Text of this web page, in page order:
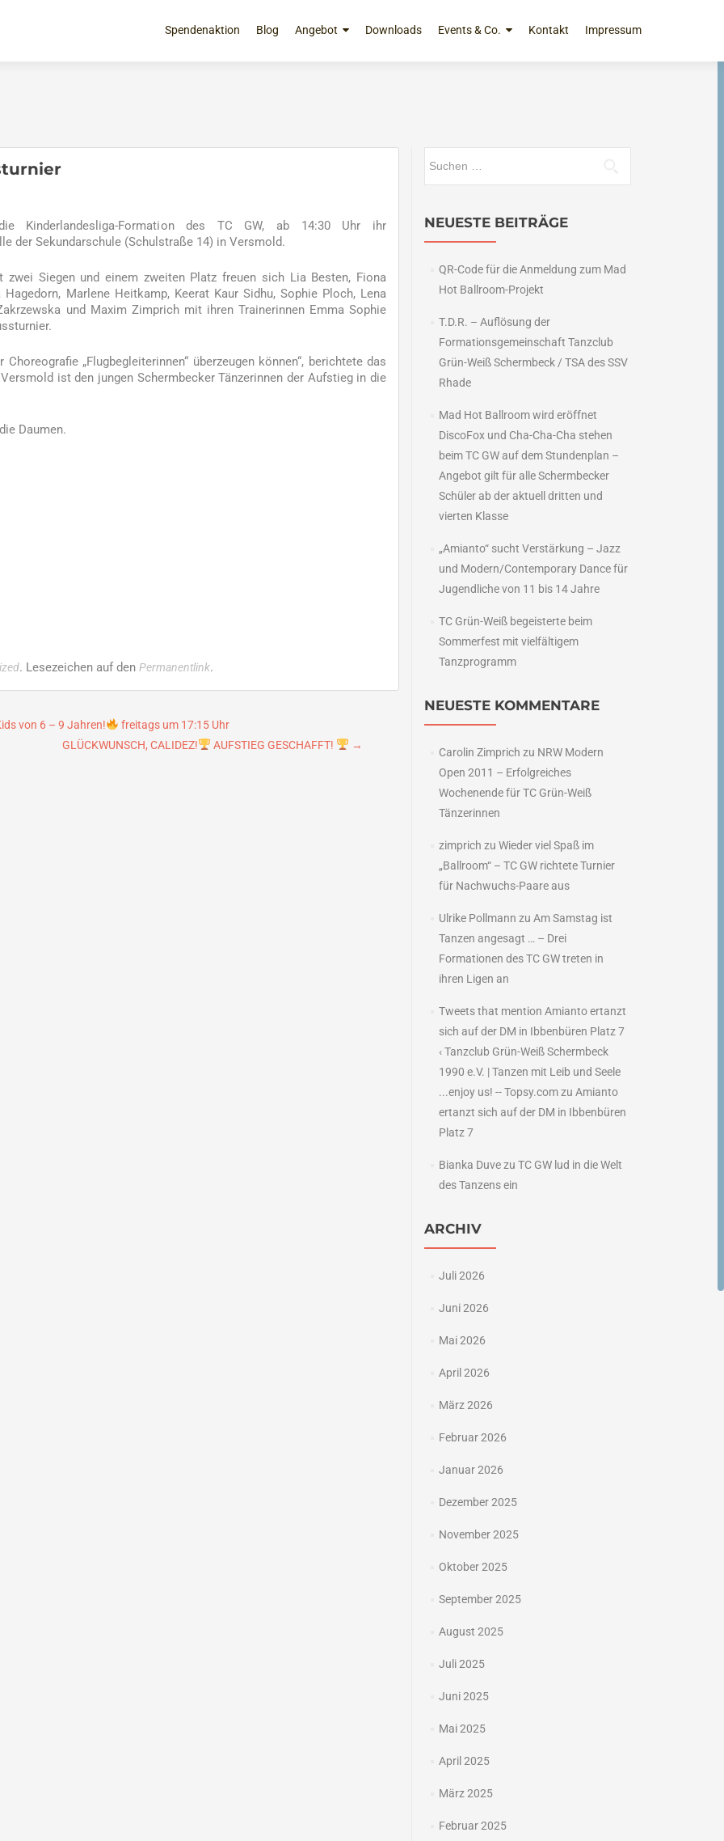
Inhalt
Spendenaktion Blog Angebot Downloads Events & Co. Kontakt Impressum
Kinderlandesliga-Formation des TC GW, ab 14:30 Uhr ihr
der Sekundarschule (Schulstraße 14) in Versmold.
Siegen und einem zweiten Platz freuen sich Lia Besten, Fiona
Marlene Heitkamp, Keerat Kaur Sidhu, Sophie Ploch, Lena
und Maxim Zimprich mit ihren Trainerinnen Emma Sophie
„Flugbegleiterinnen“ überzeugen können“, berichtete das
ist den jungen Schermbecker Tänzerinnen der Aufstieg in die
Daumen.
. Lesezeichen auf den Permanentlink.
von 6 – 9 Jahren!
freitags um 17:15 Uhr
GLÜCKWUNSCH, CALIDEZ!
AUFSTIEG GESCHAFFT! →
NEUESTE BEITRÄGE
QR-Code für die Anmeldung zum Mad
Hot Ballroom-Projekt
T.D.R. – Auflösung der
Formationsgemeinschaft Tanzclub
Grün-Weiß Schermbeck / TSA des SSV
Rhade
Mad Hot Ballroom wird eröffnet
DiscoFox und Cha-Cha-Cha stehen
beim TC GW auf dem Stundenplan –
Angebot gilt für alle Schermbecker
Schüler ab der aktuell dritten und
vierten Klasse
„Amianto“ sucht Verstärkung – Jazz
und Modern/Contemporary Dance für
Jugendliche von 11 bis 14 Jahre
TC Grün-Weiß begeisterte beim
Sommerfest mit vielfältigem
Tanzprogramm
NEUESTE KOMMENTARE
Carolin Zimprich zu NRW Modern
Open 2011 – Erfolgreiches
Wochenende für TC Grün-Weiß
Tänzerinnen
zimprich zu Wieder viel Spaß im
„Ballroom“ – TC GW richtete Turnier
für Nachwuchs-Paare aus
Ulrike Pollmann zu Am Samstag ist
Tanzen angesagt … – Drei
Formationen des TC GW treten in
ihren Ligen an
Tweets that mention Amianto ertanzt
sich auf der DM in Ibbenbüren Platz 7
‹ Tanzclub Grün-Weiß Schermbeck
1990 e.V. | Tanzen mit Leib und Seele
...enjoy us! -- Topsy.comzu Amianto
ertanzt sich auf der DM in Ibbenbüren
Platz 7
Bianka Duvezu TC GW lud in die Welt
des Tanzens ein
ARCHIV
Juli 2026
Juni 2026
Mai 2026
April 2026
März 2026
Februar 2026
Januar 2026
Dezember 2025
November 2025
Oktober 2025
September 2025
August 2025
Juli 2025
Juni 2025
Mai 2025
April 2025
März 2025
Februar 2025